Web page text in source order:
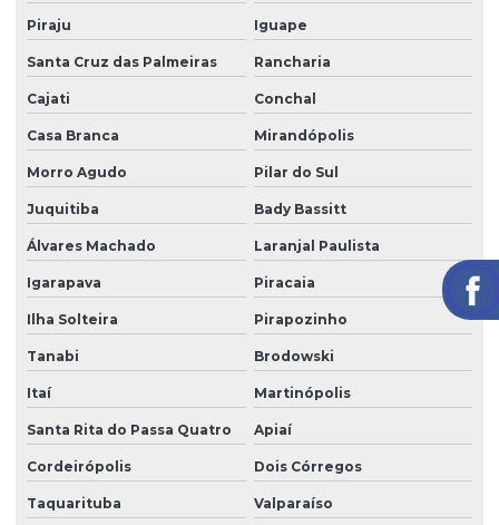
Poste de câmeras
Prestação de serviço zeladoria
Recepção e segurança em portarias
Recepção terceirização
Segurança eletrônica
Segurança portaria zeladoria
Serviço de câmeras 24 horas
Serviço de facilities
Serviço de limpeza para empresas
Serviço de limpeza com equipamentos profissionais
Serviço de limpeza pós obra
Piraju Iguape
Santa Cruz das Palmeiras Rancharia
Cajati Conchal
Casa Branca Mirandópolis
Morro Agudo Pilar do Sul
Juquitiba Bady Bassitt
Álvares Machado Laranjal Paulista
Igarapava Piracaia
Ilha Solteira Pirapozinho
Tanabi Brodowski
Itaí Martinópolis
Santa Rita do Passa Quatro Apiaí
Cordeirópolis Dois Córregos
Taquarituba Valparaíso